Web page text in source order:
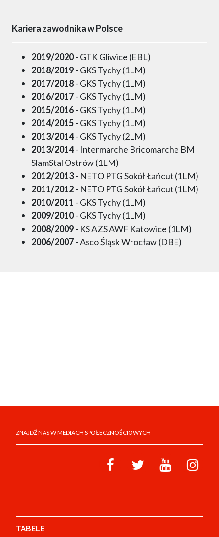
Kariera zawodnika w Polsce
2019/2020- GTK Gliwice (EBL)
2018/2019- GKS Tychy (1LM)
2017/2018- GKS Tychy (1LM)
2016/2017- GKS Tychy (1LM)
2015/2016- GKS Tychy (1LM)
2014/2015- GKS Tychy (1LM)
2013/2014- GKS Tychy (2LM)
2013/2014- Intermarche Bricomarche BM
SlamStal Ostrów (1LM)
2012/2013- NETO PTG Sokół Łańcut (1LM)
2011/2012- NETO PTG Sokół Łańcut (1LM)
2010/2011 - GKS Tychy (1LM)
2009/2010- GKS Tychy (1LM)
2008/2009- KS AZS AWF Katowice (1LM)
2006/2007- Asco Śląsk Wrocław (DBE)
ZNAJDŹ NAS W MEDIACH SPOŁECZNOŚCIOWYCH
TABELE